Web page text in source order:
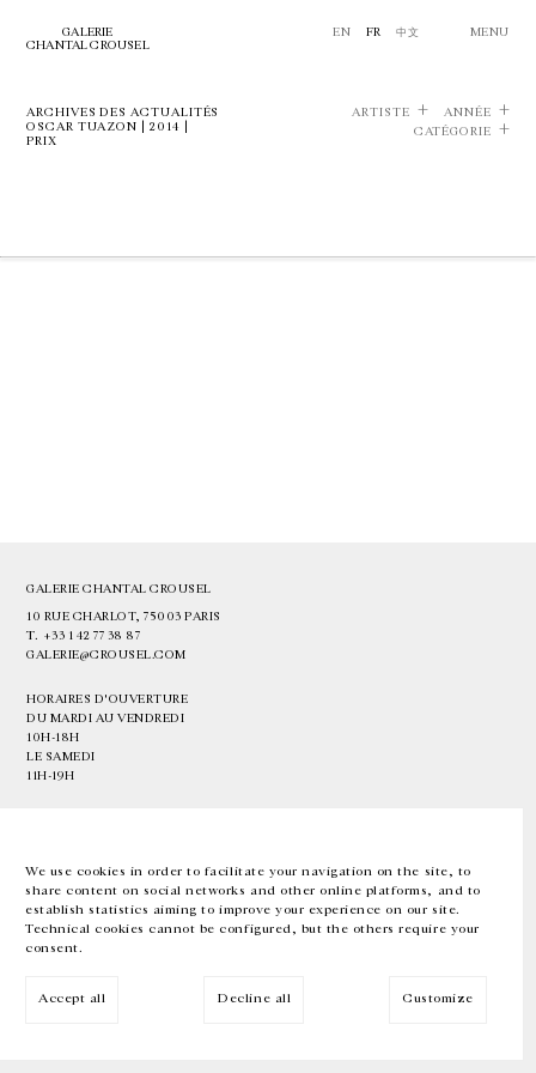
We use cookies in order to facilitate your navigation on the site, to
share content on social networks and other online platforms, and to
establish statistics aiming to improve your experience on our site.
Technical cookies cannot be configured, but the others require your
consent.
Accept all Decline all Customize
GALERIE
CHANTAL CROUSEL
EN FR 中文 MENU
ARCHIVES DES ACTUALITÉS
OSCAR TUAZON | 2014 |
PRIX
ARTISTE
ANNÉE
CATÉGORIE
GALERIE CHANTAL CROUSEL
10 RUE CHARLOT, 75003 PARIS
T. +33 1 42 77 38 87
GALERIE@CROUSEL.COM
HORAIRES D'OUVERTURE
DU MARDI AU VENDREDI
10H-18H
LE SAMEDI
11H-19H
EN FR 中文 Facebook Instagram
Inscrivez-vous à notre newsletter